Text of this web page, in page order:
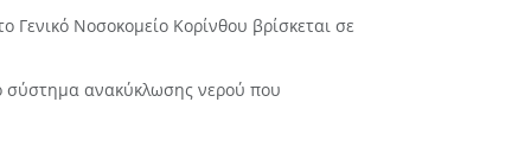
Νοσοκομείο Κορίνθου βρίσκεται σε
σύστημα ανακύκλωσης νερού που